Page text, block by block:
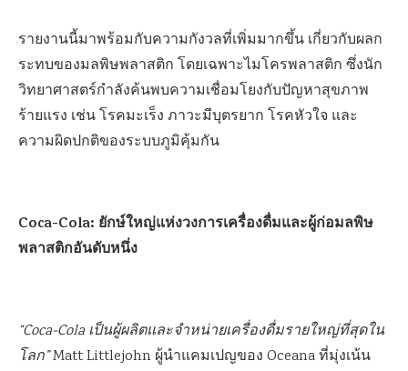
รายงานนี้มาพร้อมกับความกังวลที่เพิ่มมากขึ้น เกี่ยวกับผลก
ระทบของมลพิษพลาสติก โดยเฉพาะไมโครพลาสติก ซึ่งนัก
วิทยาศาสตร์กำลังค้นพบความเชื่อมโยงกับปัญหาสุขภาพ
ร้ายแรง เช่น โรคมะเร็ง ภาวะมีบุตรยาก โรคหัวใจ และ
ความผิดปกติของระบบภูมิคุ้มกัน
Coca-Cola: ยักษ์ใหญ่แห่งวงการเครื่องดื่มและผู้ก่อมลพิษ
พลาสติกอันดับหนึ่ง
“Coca-Cola เป็นผู้ผลิตและจำหน่ายเครื่องดื่มรายใหญ่ที่สุดใน
โลก”Matt Littlejohn ผู้นำแคมเปญของ Oceana ที่มุ่งเน้น